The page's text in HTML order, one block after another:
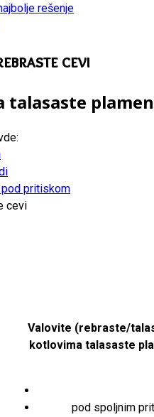
rešenje
cevi
talasaste
pod pritiskom
cevi
Valovite (rebraste/
kotlovima talasaste
pod spoljnim